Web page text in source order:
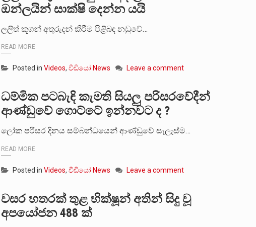
ඔන්ලයින් සාක්ෂි දෙන්න යයි
ලලිත් කූගන් අතුරුදන් කිරීම පිළිබඳ නඩුවේ…
READ MORE
Posted in Videos, වීඩියෝ News Leave a comment
ධම්මික පටබැඳි කැමති සියලු පරිසරවේදීන්
ආණ්ඩුවේ ගොට්ටේ ඉන්නවට ද ?
ලෝක පරිසර දිනය සම්බන්ධයෙන් ආණ්ඩුවේ සැලැස්ම…
READ MORE
Posted in Videos, වීඩියෝ News Leave a comment
වසර හතරක් තුළ භික්ෂූන් අතින් සිදු වූ
අපයෝජන 488 ක්